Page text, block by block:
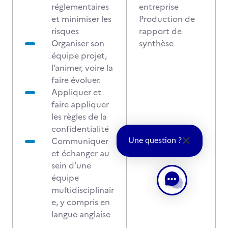
réglementaires
et minimiser les
risques
Organiser son
équipe projet,
l’animer, voire la
faire évoluer.
Appliquer et
faire appliquer
les règles de la
confidentialité
Communiquer
et échanger au
sein d’une
équipe
multidisciplinair
e, y compris en
langue anglaise
entreprise
Production de
rapport de
synthèse
Une question ?